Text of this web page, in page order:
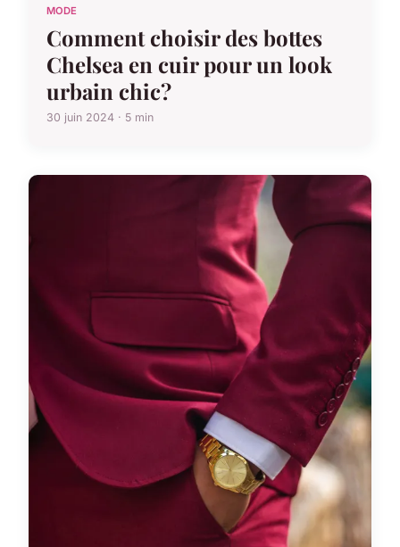
MODE
Comment choisir des bottes
Chelsea en cuir pour un look
urbain chic?
30 juin 2024 · 5 min